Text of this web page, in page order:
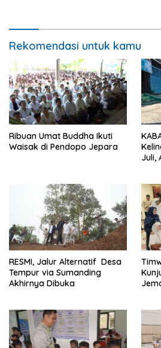
Rekomendasi untuk kamu
Ribuan Umat Buddha Ikuti
Waisak di Pendopo Jepara
Juli,
RESMI, Jalur Alternatif Desa
Tempur via Sumanding
Akhirnya Dibuka